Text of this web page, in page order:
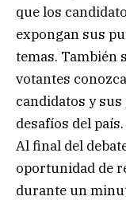
que los
expongan sus
temas. También
votantes
candidatos y
desafíos del país.
Al final del
oportunidad de
durante un